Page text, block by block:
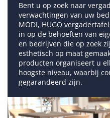
Bent u op zoek naar
verwachtingen van uw
MODI, HUGO
in op de behoeften van
en bedrijven die op zoek
esthetisch op maat
producten organiseert u
hoogste niveau, waarbij
gegarandeerd zijn.